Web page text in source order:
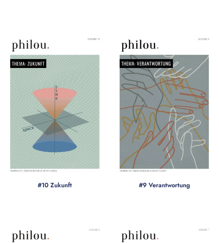
#10 Zukunft #9 Verantwortung